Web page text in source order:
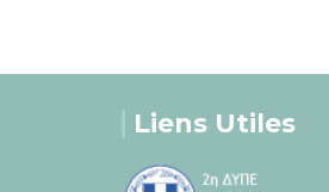
Liens Utiles